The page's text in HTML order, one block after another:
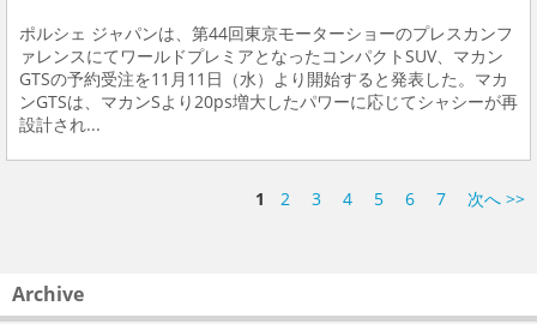
ポルシェ ジャパンは、第44回東京モーターショーのプレスカンフ
ァレンスにてワールドプレミアとなったコンパクトSUV、マカン
GTSの予約受注を11月11日（水）より開始すると発表した。マカ
ンGTSは、マカンSより20ps増大したパワーに応じてシャシーが再
設計され...
1 2 3 4 5 6 7 次へ >>
Archive